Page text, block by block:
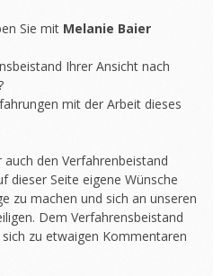
Sie mit Melanie Baier
Ihrer Ansicht nach
mit der Arbeit dieses
den Verfahrenbeistand
dieser Seite eigene Wünsche
zu machen und sich an unseren
Dem Verfahrensbeistand
zu etwaigen Kommentaren